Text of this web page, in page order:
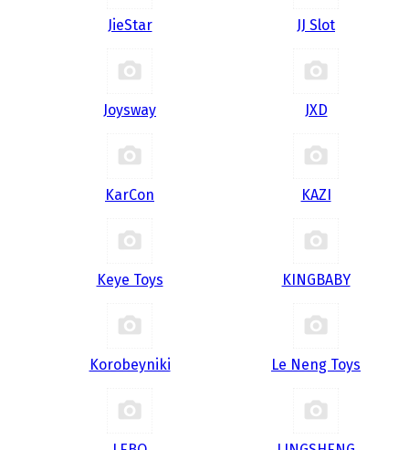
JieStar JJ Slot
Joysway JXD
KarCon KAZI
Keye Toys KINGBABY
Korobeyniki Le Neng Toys